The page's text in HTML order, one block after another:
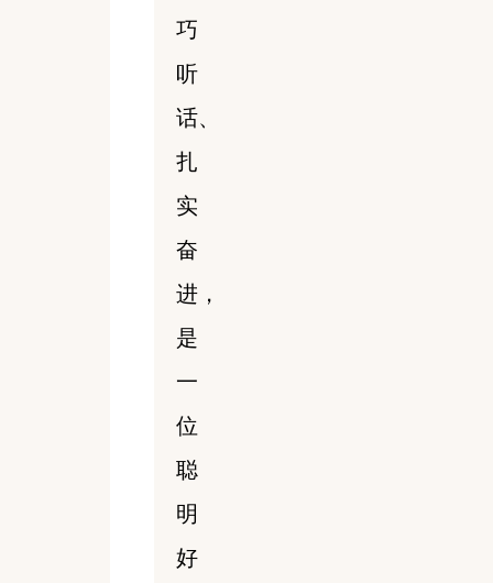
巧
听
话、
扎
实
奋
进，
是
一
位
聪
明
好